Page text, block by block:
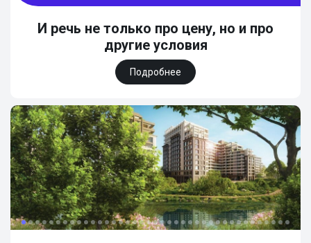
И речь не только про цену, но и про
другие условия
Подробнее